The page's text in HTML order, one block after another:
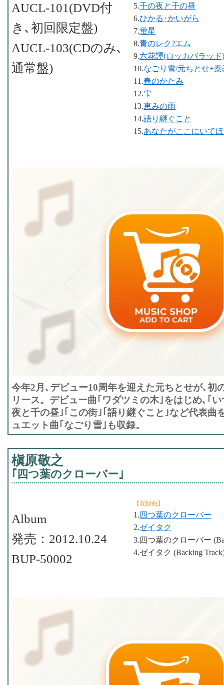
5.千の夜と千の昼
6.ひかる･かいがら
7.蛍星
8.青のレク?エム
9.六花譚(ロッカバラッド)
10.なごり雪/元ちとせ+秦
11.春のかたみ
12.雫
13.恵みの雨
14.語り継ぐこと
15.あなたがここにいて
AUCL-101(DVD付
き､初回限定盤)
AUCL-103(CDのみ､
通常盤)
今年2月､デビュー10周年を迎えた元ちとせが､初
リース。デビュー曲｢ワダツミの木｣をはじめ､｢
夜と千の昼｣｢この街｣｢語り継ぐこと｣など代表曲
ュエット曲｢なごり雪｣も収録。
槇原敬之
｢四つ葉のクローバー｣
【収録曲】
1. 四つ葉のクローバー
2.ゼイタク
3.四つ葉のクローバー
4.ゼイタク (Backing
Album
発売：2012.10.24
BUP-50002